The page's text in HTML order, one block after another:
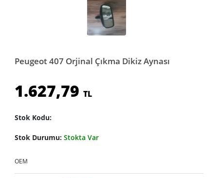
Peugeot 407 Orjinal Çıkma Dikiz Aynası
1.627,79 TL
Stok Kodu:
Stok Durumu: Stokta Var
OEM